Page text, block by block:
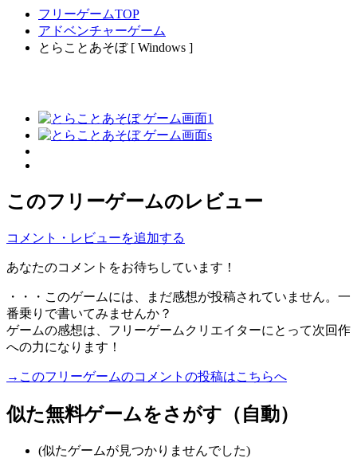
フリーゲームTOP
アドベンチャーゲーム
とらことあそぼ [ Windows ]
このフリーゲームのレビュー
コメント・レビューを追加する
あなたのコメントをお待ちしています！
・・・このゲームには、まだ感想が投稿されていません。一
番乗りで書いてみませんか？
ゲームの感想は、フリーゲームクリエイターにとって次回作
への力になります！
→このフリーゲームのコメントの投稿はこちらへ
似た無料ゲームをさがす（自動）
(似たゲームが見つかりませんでした)